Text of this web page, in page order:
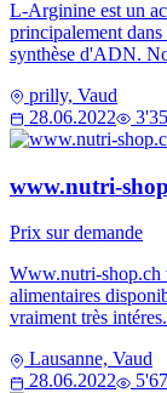
L-Arginine est un
principalement
synthèse d'ADN.
prilly, Vaud
28.06.2022
www.nutri-
Prix sur demande
Www.nutri-shop.ch
alimentaires
vraiment très
Lausanne, Vaud
28.06.2022